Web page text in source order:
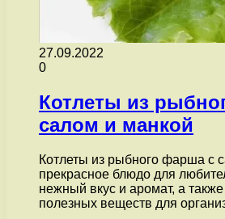
27.09.2022
0
Котлеты из
салом и манкой
Котлеты из рыбного фарша с
прекрасное блюдо для
нежный вкус и аромат, а
полезных веществ для